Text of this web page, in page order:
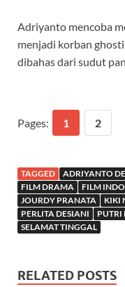
Adriyanto mencoba
menjadi korban
dibahas dari sudut
Pages: 1 2
TAGGED ADRIYANTO
FILM DRAMA
FILM
JOURDY PRANATA
KIKI
PERLITA DESIANI
SELAMAT TINGGAL
RELATED POSTS